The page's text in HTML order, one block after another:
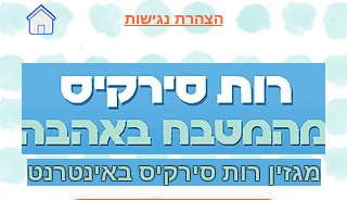
הצהרת נגישות
מגזין רות סירקיס באינטרנט